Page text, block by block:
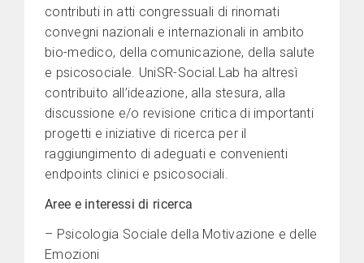
contributi in atti congressuali di rinomati
convegni nazionali e internazionali in ambito
bio-medico, della comunicazione, della salute
e psicosociale. UniSR-Social.Lab ha altresì
contribuito all’ideazione, alla stesura, alla
discussione e/o revisione critica di importanti
progetti e iniziative di ricerca per il
raggiungimento di adeguati e convenienti
endpoints clinici e psicosociali.
Aree e interessi di ricerca
– Psicologia Sociale della Motivazione e delle
Emozioni